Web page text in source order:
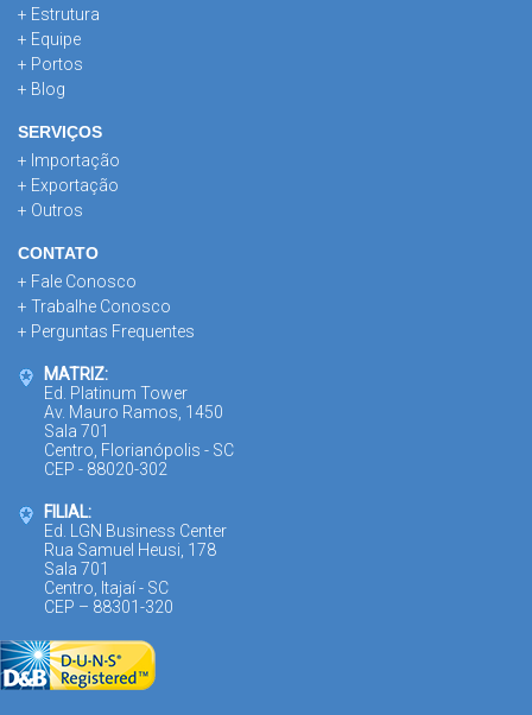
+ Estrutura
+ Equipe
+ Portos
+ Blog
SERVIÇOS
+ Importação
+ Exportação
+ Outros
CONTATO
+ Fale Conosco
+ Trabalhe Conosco
+ Perguntas Frequentes
MATRIZ:
Ed. Platinum Tower
Av. Mauro Ramos, 1450
Sala 701
Centro, Florianópolis - SC
CEP - 88020-302
FILIAL:
Ed. LGN Business Center
Rua Samuel Heusi, 178
Sala 701
Centro, Itajaí - SC
CEP – 88301-320